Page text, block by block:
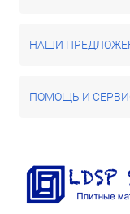
НАШИ
ПОМОЩЬ И